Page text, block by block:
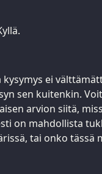
kysymys ei
sen kuitenkin.
arvion siitä,
on mahdollista
tai onko tässä